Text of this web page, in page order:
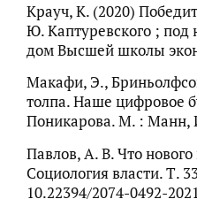
Крауч, К. (2020)
Ю. Каптуревского ;
дом Высшей школы
Макафи, Э.,
толпа. Наше цифровое
Поникарова. М. : Манн,
Павлов, А. В. Что
Социология власти. Т.
10.22394/2074-0492-